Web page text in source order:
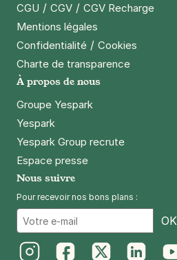
CGU / CGV / CGV Recharge
Mentions légales
Confidentialité / Cookies
Charte de transparence
À propos de nous
Groupe Yespark
Yespark
Yespark Group recrute
Espace presse
Nous suivre
Pour recevoir nos bons plans :
OK